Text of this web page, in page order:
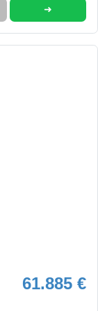
➜
61.885 €